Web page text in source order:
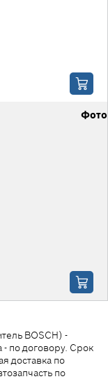
Фото
BOSCH) -
по договору. Срок
доставка по
по